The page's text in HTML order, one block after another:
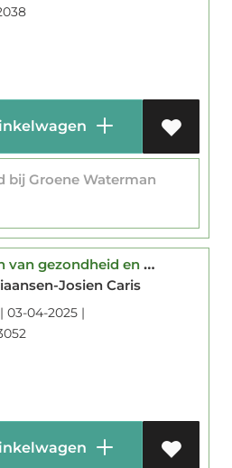
bij Groene Waterman
Bevorderen van gezondheid en gezond gedrag
Josien Caris
03-04-2025 |